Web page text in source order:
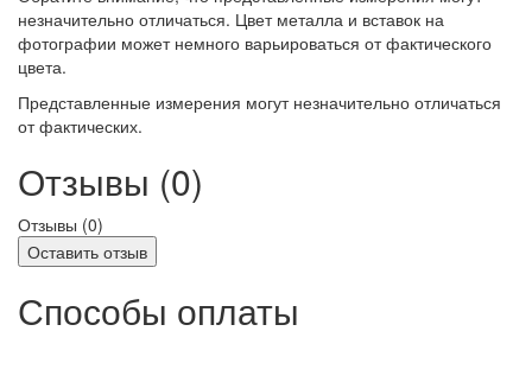
незначительно отличаться. Цвет металла и вставок на
фотографии может немного варьироваться от фактического
цвета.
Представленные измерения могут незначительно отличаться
от фактических.
Отзывы (0)
Отзывы (0)
Оставить отзыв
Способы оплаты